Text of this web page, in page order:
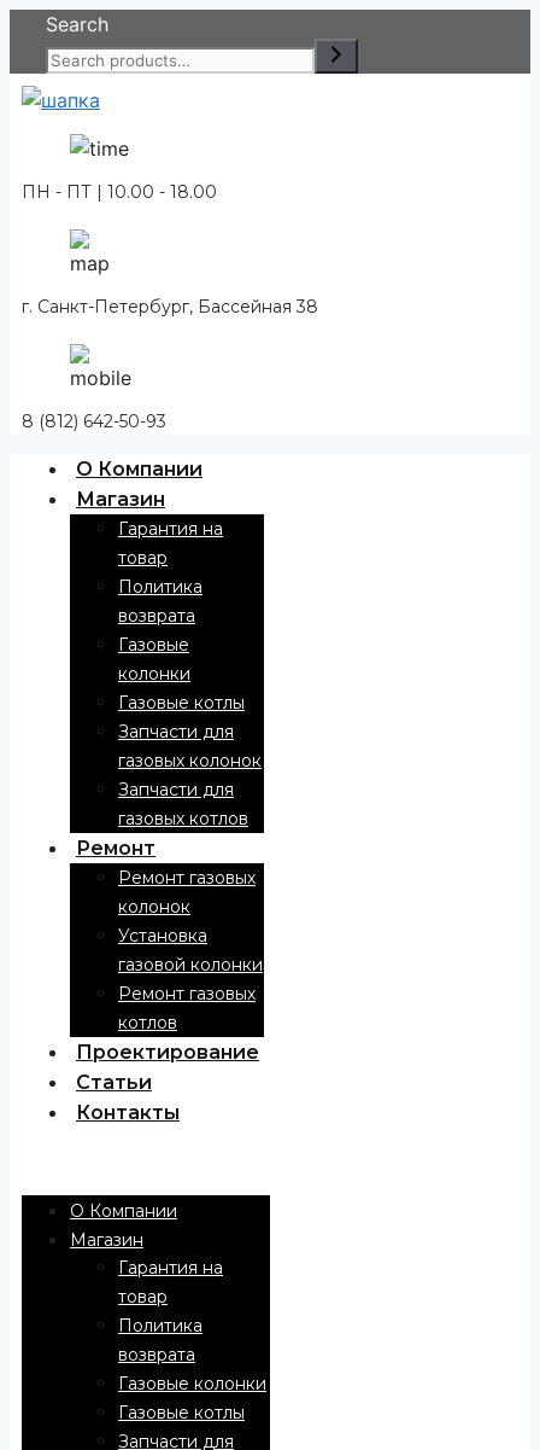
Перейти
содержимому
Search
ПН - ПТ | 10.00 - 18.00
г. Санкт-Петербург, Бассейная 38
8 (812) 642-50-93
О Компании
Магазин
Гарантия на
товар
Политика
возврата
Газовые
колонки
Газовые котлы
Запчасти для
газовых колонок
Запчасти для
газовых котлов
Ремонт
Ремонт газовых
колонок
Установка
газовой колонки
Ремонт газовых
котлов
Проектирование
Статьи
Контакты
О Компании
Магазин
Гарантия на
товар
Политика
возврата
Газовые колонки
Газовые котлы
Запчасти для